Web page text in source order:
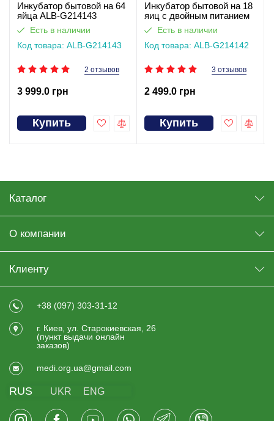
Инкубатор бытовой на 64
яйца ALB-G214143
Есть в наличии
Код товара: ALB-G214143
2 отзывов
3 999.0 грн
Купить
Инкубатор бытовой на 18
яиц с двойным питанием
ALB-G214142
Есть в наличии
Код товара: ALB-G214142
3 отзывов
2 499.0 грн
Купить
Каталог
О компании
Клиенту
+38 (097) 303-31-12
г. Киев, ул. Старокиевская, 26
(пункт выдачи онлайн
заказов)
medi.org.ua@gmail.com
RUS UKR ENG